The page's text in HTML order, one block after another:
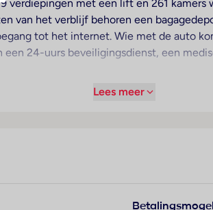
verdiepingen met een lift en 261
van het verblijf behoren een
tot het internet. Wie met de auto
24-uurs beveiligingsdienst, een
Fi (kosteloos) beschikbaar. In de
Lees meer